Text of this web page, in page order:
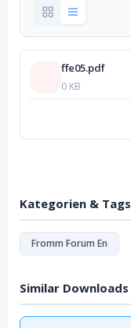
ffe05.pdf
0 KB
Kategorien & Tags
Fromm Forum En
Similar Downloads